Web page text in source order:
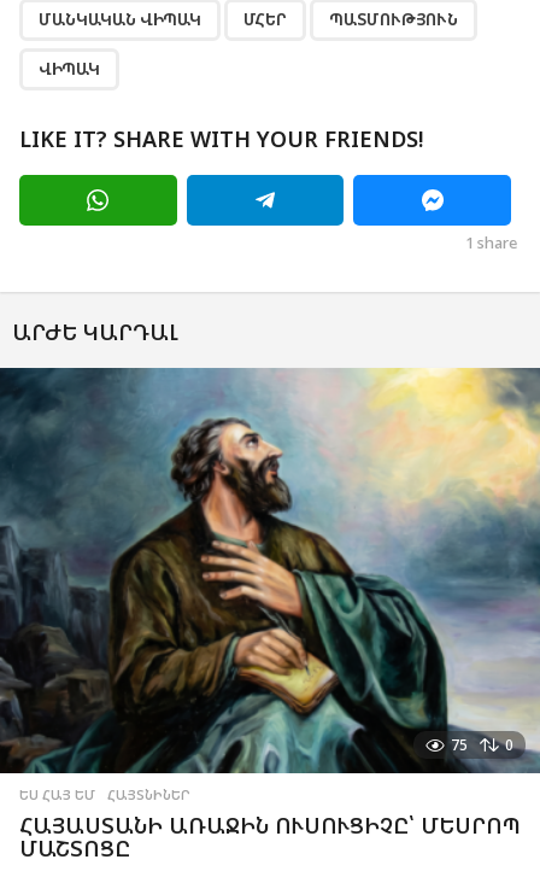
ՄԱՆԿԱԿԱՆ ՎԻՊԱԿ ՄՀԵՐ ՊԱՏՄՈՒԹՅՈՒՆ
ՎԻՊԱԿ
LIKE IT? SHARE WITH YOUR FRIENDS!
1 share
ԱՐԺԵ ԿԱՐԴԱԼ
75 0
ԵՍ ՀԱՅ ԵՄ ,ՀԱՅՏՆԻՆԵՐ
ՀԱՅԱՍՏԱՆԻ ԱՌԱՋԻՆ ՈՒՍՈՒՑԻՉԸ՝ ՄԵՍՐՈՊ
ՄԱՇՏՈՑԸ